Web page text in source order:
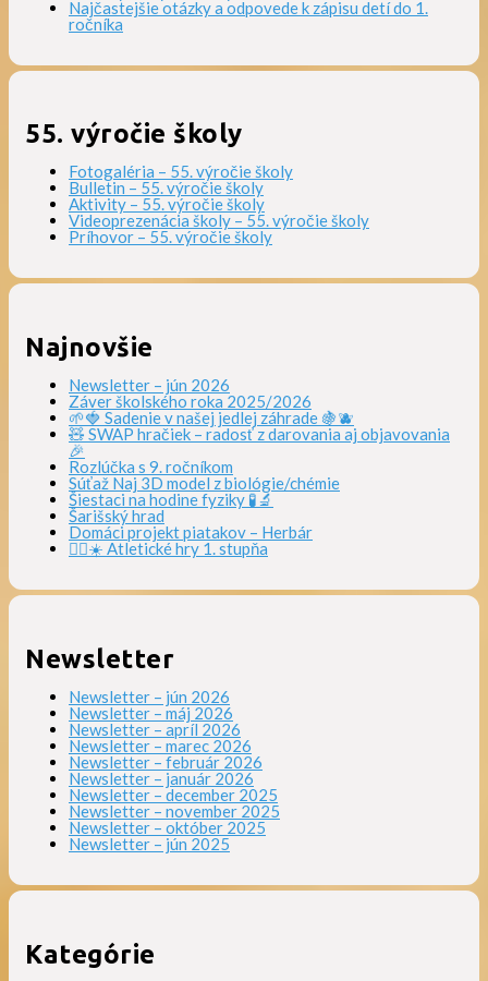
Najčastejšie otázky a odpovede k zápisu detí do 1.
ročníka
55. výročie školy
Fotogaléria – 55. výročie školy
Bulletin – 55. výročie školy
Aktivity – 55. výročie školy
Videoprezenácia školy – 55. výročie školy
Príhovor – 55. výročie školy
Najnovšie
Newsletter – jún 2026
Záver školského roka 2025/2026
🌱🍓 Sadenie v našej jedlej záhrade 🍇🫐
🧸 SWAP hračiek – radosť z darovania aj objavovania
🎉
Rozlúčka s 9. ročníkom
Súťaž Naj 3D model z biológie/chémie
Šiestaci na hodine fyziky 🧪🔬
Šarišský hrad
Domáci projekt piatakov – Herbár
🏃‍♀️☀️ Atletické hry 1. stupňa
Newsletter
Newsletter – jún 2026
Newsletter – máj 2026
Newsletter – apríl 2026
Newsletter – marec 2026
Newsletter – február 2026
Newsletter – január 2026
Newsletter – december 2025
Newsletter – november 2025
Newsletter – október 2025
Newsletter – jún 2025
Kategórie